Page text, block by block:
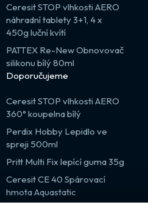
Ceresit STOP vlhkosti AERO
náhradní tablety 3+1, 4 x
450g luční kvítí
PATTEX Re-New Obnovovač
silikonu bílý 80ml
Doporučujeme
Ceresit STOP vlhkosti AERO
360° koupelna bílý
Perdix Hobby Lepidlo ve
spreji 500ml
Pritt Multi Fix lepící guma 35g
Ceresit CE 40 Spárovací
hmota Aquastatic